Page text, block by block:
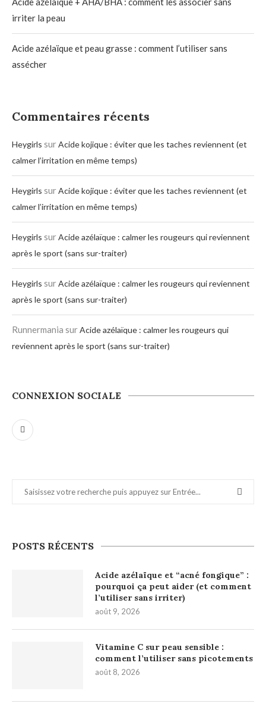
irriter la peau
Acide azélaïque et peau grasse : comment l’utiliser sans
assécher
Commentaires récents
Heygirls surAcide kojique : éviter que les taches reviennent (et
calmer l’irritation en même temps)
Heygirls surAcide kojique : éviter que les taches reviennent (et
calmer l’irritation en même temps)
Heygirls surAcide azélaïque : calmer les rougeurs qui reviennent
après le sport (sans sur-traiter)
Heygirls surAcide azélaïque : calmer les rougeurs qui reviennent
après le sport (sans sur-traiter)
Runnermania surAcide azélaïque : calmer les rougeurs qui
reviennent après le sport (sans sur-traiter)
CONNEXION SOCIALE
POSTS RÉCENTS
Acide azélaïque et “acné fongique” :
pourquoi ça peut aider (et comment
l’utiliser sans irriter)
août 9, 2026
Vitamine C sur peau sensible :
comment l’utiliser sans picotements
août 8, 2026